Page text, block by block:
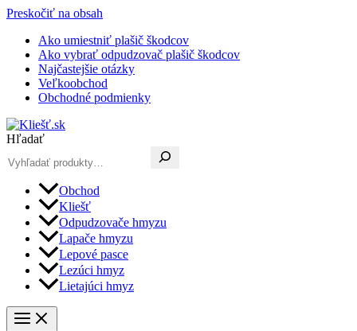
Preskočiť na obsah
Ako umiestniť plašič škodcov
Ako vybrať odpudzovač plašič škodcov
Najčastejšie otázky
Veľkoobchod
Obchodné podmienky
Hľadať
Obchod
Kliešť
Odpudzovače hmyzu
Lapače hmyzu
Lepové pasce
Lezúci hmyz
Lietajúci hmyz